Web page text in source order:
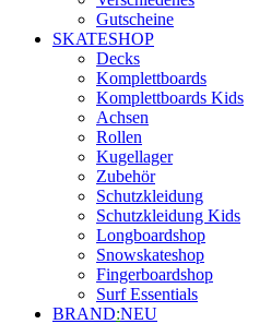
Gutscheine
SKATESHOP
Decks
Komplettboards
Komplettboards Kids
Achsen
Rollen
Kugellager
Zubehör
Schutzkleidung
Schutzkleidung Kids
Longboardshop
Snowskateshop
Fingerboardshop
Surf Essentials
BRAND:NEU